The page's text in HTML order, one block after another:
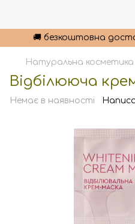
🚚 безкоштовна
Натуральна
Відбілююча
Немає в наявності